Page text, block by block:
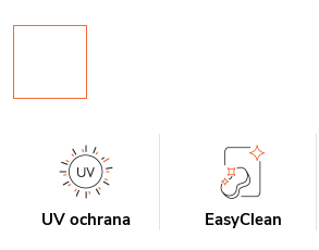
UV ochrana EasyClean